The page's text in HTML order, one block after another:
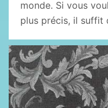
monde. Si vous
plus précis, il suffit